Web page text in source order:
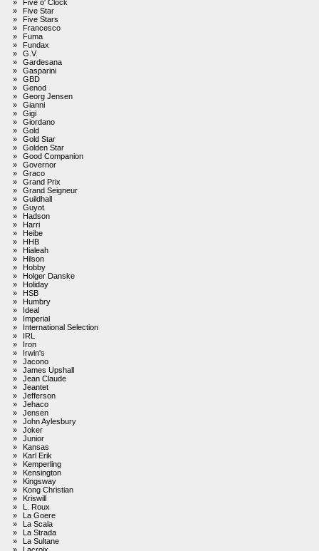
»
Five o' Clock
»
Five Star
»
Five Stars
»
Francesco
»
Fuma
»
Fundax
»
G.V.
»
Gardesana
»
Gasparini
»
GBD
»
Genod
»
Georg Jensen
»
Gianni
»
Gigi
»
Giordano
»
Gold
»
Gold Star
»
Golden Star
»
Good Companion
»
Governor
»
Graco
»
Grand Prix
»
Grand Seigneur
»
Guildhall
»
Guyot
»
Hadson
»
Harri
»
Heibe
»
HHB
»
Hialeah
»
Hilson
»
Hobby
»
Holger Danske
»
Holiday
»
HSB
»
Humbry
»
Ideal
»
Imperial
»
International Selection
»
IRL
»
Iron
»
Irwin's
»
Jacono
»
James Upshall
»
Jean Claude
»
Jeantet
»
Jefferson
»
Jehaco
»
Jensen
»
John Aylesbury
»
Joker
»
Junior
»
Kansas
»
Karl Erik
»
Kemperling
»
Kensington
»
Kingsway
»
Kong Christian
»
Kriswill
»
L. Roux
»
La Goere
»
La Scala
»
La Strada
»
La Sultane